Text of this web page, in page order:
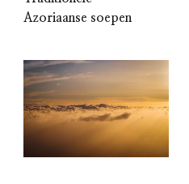
Azoriaanse soepen